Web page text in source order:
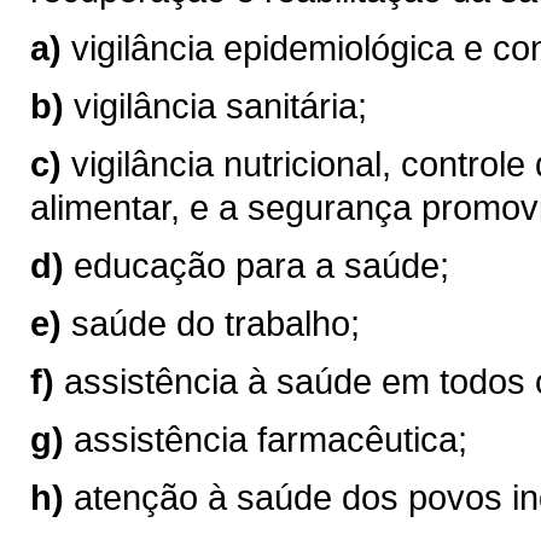
a) vigilância epidemiológica e
b) vigilância sanitária;
c) vigilância nutricional,
alimentar, e a segurança
d) educação para a saúde;
e) saúde do trabalho;
f) assistência à saúde em
g) assistência farmacêutica;
h) atenção à saúde dos povos